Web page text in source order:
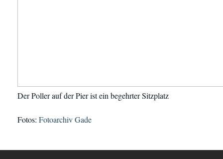
Der Poller auf der Pier ist ein begehrter Sitzplatz
Fotos: Fotoarchiv Gade